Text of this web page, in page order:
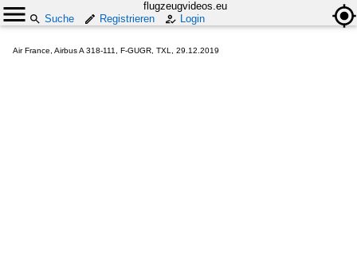
flugzeugvideos.eu
Suche
Registrieren Login
Air France, Airbus A 318-111, F-GUGR, TXL, 29.12.2019